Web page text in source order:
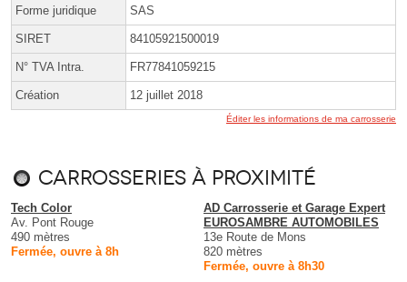
Forme juridique SAS
SIRET 84105921500019
N° TVA Intra. FR77841059215
Création 12 juillet 2018
Éditer les informations de ma carrosserie
Carrosseries à proximité
Tech Color
Av. Pont Rouge
490 mètres
Fermée, ouvre à 8h
AD Carrosserie et Garage Expert
EUROSAMBRE AUTOMOBILES
13e Route de Mons
820 mètres
Fermée, ouvre à 8h30